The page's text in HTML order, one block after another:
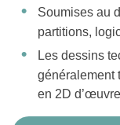
Soumises au
partitions,
Les dessins
généralement
en 2D